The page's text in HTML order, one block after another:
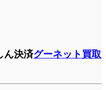
ん決済グーネット買取